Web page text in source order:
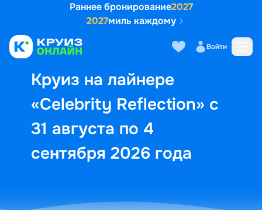
Раннее бронирование2027
2027миль каждому
Войти
Круиз на лайнере
«Celebrity Reflection» с
31 августа по 4
сентября 2026 года
Выбор кают Маршрут и